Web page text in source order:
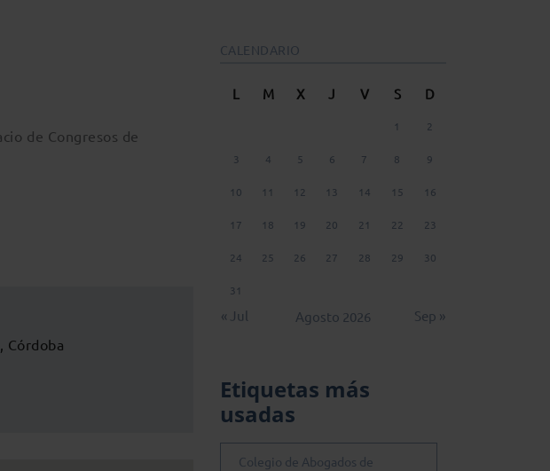
de Congresos de
Córdoba
CALENDARIO
Agosto 2026
L M X J V S D
1 2
3 4 5 6 7 8 9
10 11 12 13 14 15 16
17 18 19 20 21 22 23
24 25 26 27 28 29 30
31
« Jul Sep »
Etiquetas más
usadas
Colegio de Abogados de